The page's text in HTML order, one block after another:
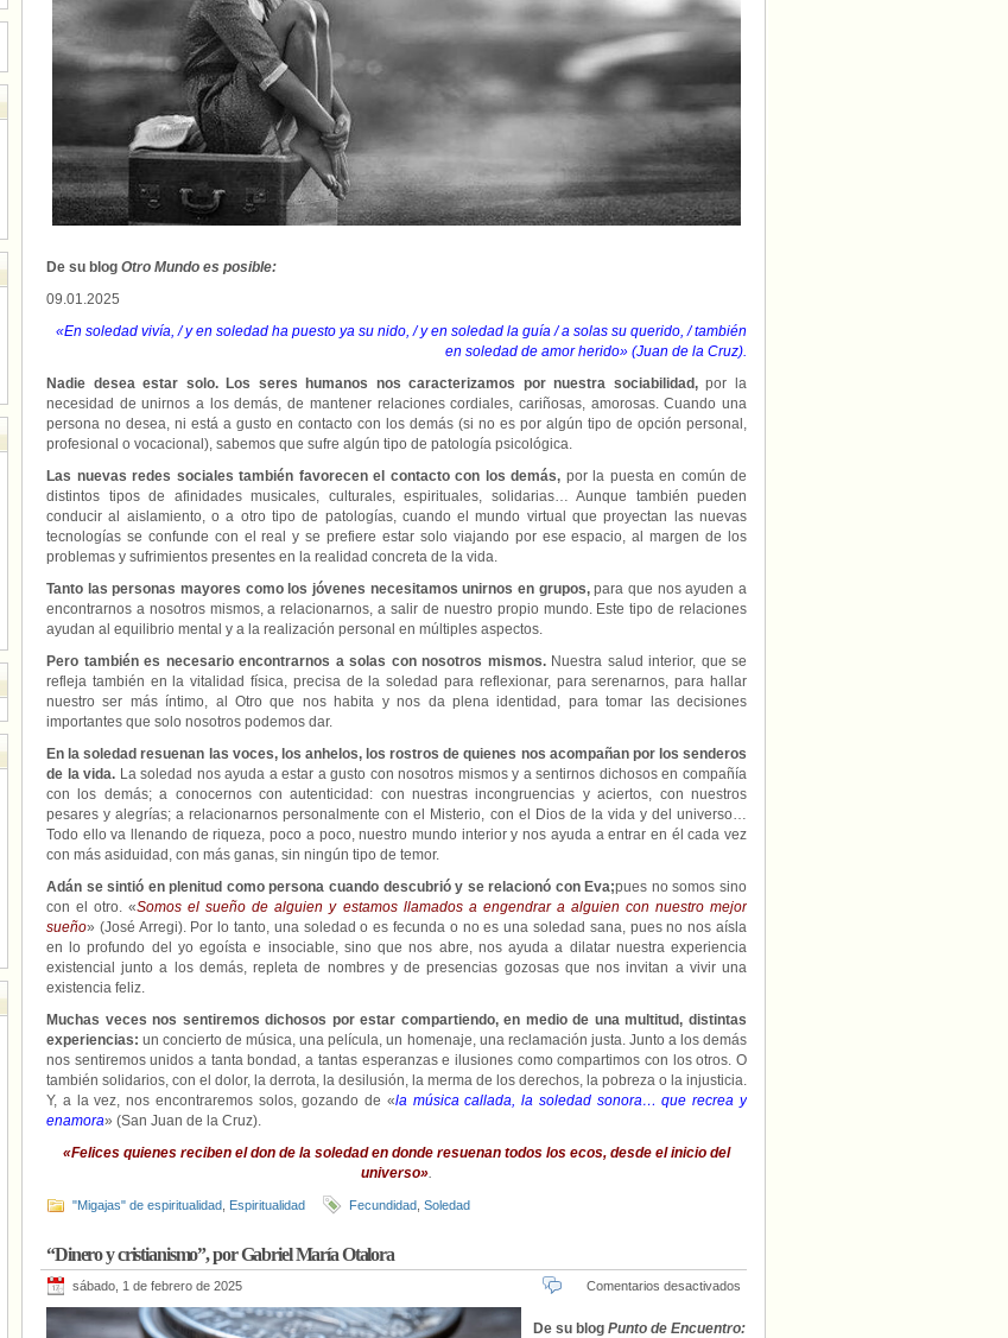
De su blog Otro Mundo es posible:
09.01.2025
«En soledad vivía, / y en soledad ha puesto ya su nido, / y en soledad la guía / a solas su querido, / también
en soledad de amor herido» (Juan de la Cruz).
Nadie desea estar solo. Los seres humanos nos caracterizamos por nuestra sociabilidad,por la
necesidad de unirnos a los demás, de mantener relaciones cordiales, cariñosas, amorosas. Cuando una
persona no desea, ni está a gusto en contacto con los demás (si no es por algún tipo de opción personal,
profesional o vocacional), sabemos que sufre algún tipo de patología psicológica.
Las nuevas redes sociales también favorecen el contacto con los demás, por la puesta en común de
distintos tipos de afinidades musicales, culturales, espirituales, solidarias… Aunque también pueden
conducir al aislamiento, o a otro tipo de patologías, cuando el mundo virtual que proyectan las nuevas
tecnologías se confunde con el real y se prefiere estar solo viajando por ese espacio, al margen de los
problemas y sufrimientos presentes en la realidad concreta de la vida.
Tanto las personas mayores como los jóvenes necesitamos unirnos en grupos,para que nos ayuden a
encontrarnos a nosotros mismos, a relacionarnos, a salir de nuestro propio mundo. Este tipo de relaciones
ayudan al equilibrio mental y a la realización personal en múltiples aspectos.
Pero también es necesario encontrarnos a solas con nosotros mismos.Nuestra salud interior, que se
refleja también en la vitalidad física, precisa de la soledad para reflexionar, para serenarnos, para hallar
nuestro ser más íntimo, al Otro que nos habita y nos da plena identidad, para tomar las decisiones
importantes que solo nosotros podemos dar.
En la soledad resuenan las voces, los anhelos, los rostros de quienes nos acompañan por los senderos
de la vida. La soledad nos ayuda a estar a gusto con nosotros mismos y a sentirnos dichosos en compañía
con los demás; a conocernos con autenticidad: con nuestras incongruencias y aciertos, con nuestros
pesares y alegrías; a relacionarnos personalmente con el Misterio, con el Dios de la vida y del universo…
Todo ello va llenando de riqueza, poco a poco, nuestro mundo interior y nos ayuda a entrar en él cada vez
con más asiduidad, con más ganas, sin ningún tipo de temor.
Adán se sintió en plenitud como persona cuando descubrió y se relacionó con Eva;pues no somos sino
con el otro. «Somos el sueño de alguien y estamos llamados a engendrar a alguien con nuestro mejor
sueño» (José Arregi). Por lo tanto, una soledad o es fecunda o no es una soledad sana, pues no nos aísla
en lo profundo del yo egoísta e insociable, sino que nos abre, nos ayuda a dilatar nuestra experiencia
existencial junto a los demás, repleta de nombres y de presencias gozosas que nos invitan a vivir una
existencia feliz.
Muchas veces nos sentiremos dichosos por estar compartiendo, en medio de una multitud, distintas
experiencias: un concierto de música, una película, un homenaje, una reclamación justa. Junto a los demás
nos sentiremos unidos a tanta bondad, a tantas esperanzas e ilusiones como compartimos con los otros. O
también solidarios, con el dolor, la derrota, la desilusión, la merma de los derechos, la pobreza o la injusticia.
Y, a la vez, nos encontraremos solos, gozando de «la música callada, la soledad sonora… que recrea y
enamora» (San Juan de la Cruz).
«Felices quienes reciben el don de la soledad en donde resuenan todos los ecos, desde el inicio del
universo».
"Migajas" de espiritualidad Espiritualidad Fecundidad Soledad
“Dinero y cristianismo”, por Gabriel María Otalora
sábado, 1 de febrero de 2025 Comentarios desactivados
De su blog Punto de Encuentro: